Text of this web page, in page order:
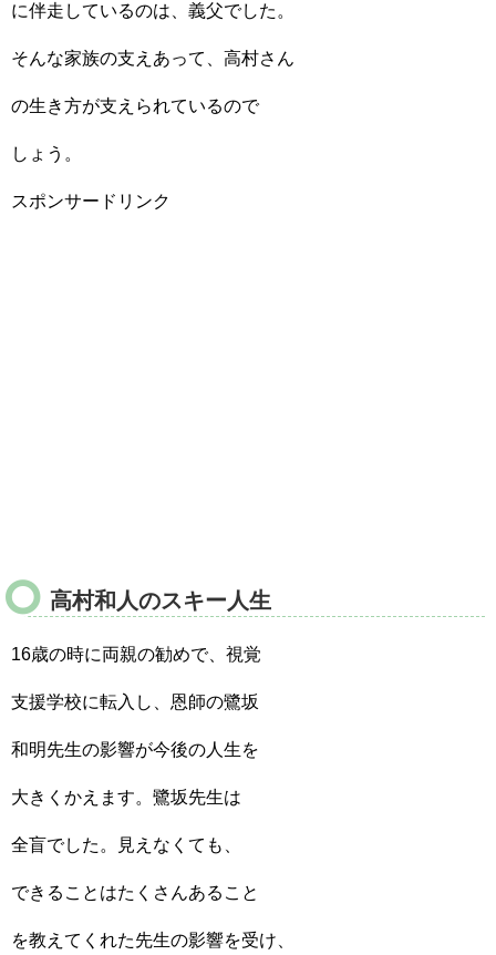
に伴走しているのは、義父でした。
そんな家族の支えあって、高村さん
の生き方が支えられているので
しょう。
スポンサードリンク
高村和人のスキー人生
16歳の時に両親の勧めで、視覚
支援学校に転入し、恩師の鷺坂
和明先生の影響が今後の人生を
大きくかえます。鷺坂先生は
全盲でした。見えなくても、
できることはたくさんあること
を教えてくれた先生の影響を受け、